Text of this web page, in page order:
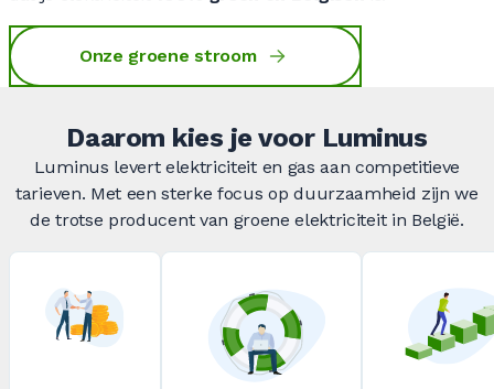
Onze groene stroom
Daarom kies je voor Luminus
Luminus levert elektriciteit en gas aan competitieve
tarieven. Met een sterke focus op duurzaamheid zijn we
de trotse producent van groene elektriciteit in België.